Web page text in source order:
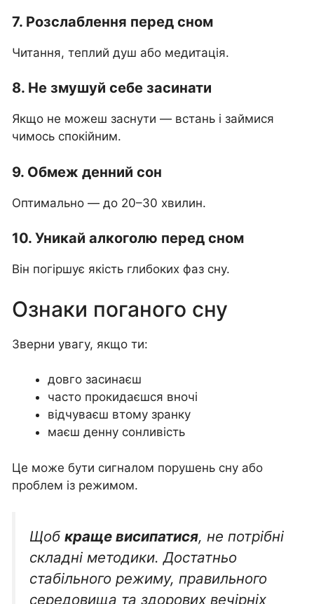
7. Розслаблення перед сном
Читання, теплий душ або медитація.
8. Не змушуй себе засинати
Якщо не можеш заснути — встань і займися
чимось спокійним.
9. Обмеж денний сон
Оптимально — до 20–30 хвилин.
10. Уникай алкоголю перед сном
Він погіршує якість глибоких фаз сну.
Ознаки поганого сну
Зверни увагу, якщо ти:
довго засинаєш
часто прокидаєшся вночі
відчуваєш втому зранку
маєш денну сонливість
Це може бути сигналом порушень сну або
проблем із режимом.
Щоб краще висипатися, не потрібні
складні методики. Достатньо
стабільного режиму, правильного
середовища та здорових вечірніх